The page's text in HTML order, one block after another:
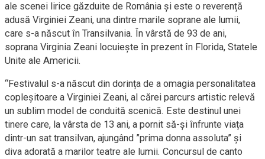
ale scenei lirice găzduite de România și este o reverență
adusă Virginiei Zeani, una dintre marile soprane ale lumii,
care s-a născut în Transilvania. În vârstă de 93 de ani,
soprana Virginia Zeani locuiește în prezent în Florida, Statele
Unite ale Americii.
“Festivalul s-a născut din dorința de a omagia personalitatea
copleșitoare a Virginiei Zeani, al cărei parcurs artistic relevă
un sublim model de conduită scenică. Este destinul unei
tinere care, la vârsta de 13 ani, a pornit să-și înfrunte viața
dintr-un sat transilvan, ajungând ”prima donna assoluta” și
diva adorată a marilor teatre ale lumii. Concursul de canto